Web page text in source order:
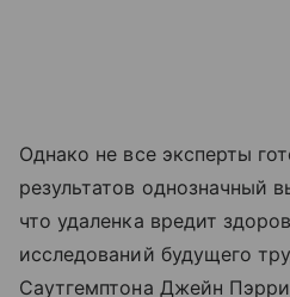
Однако не все эксперты
результатов однозначный
что удаленка вредит
исследований будущего
Саутгемптона Джейн